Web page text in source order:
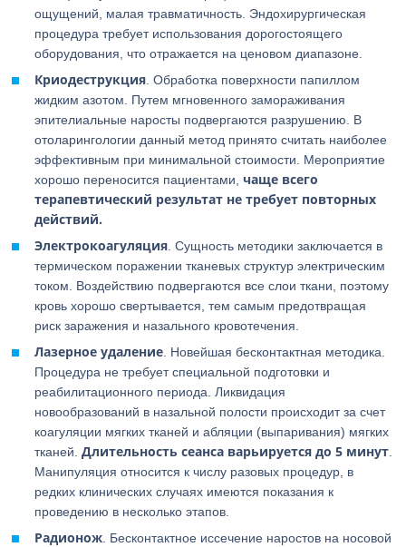
ощущений, малая травматичность. Эндохирургическая
процедура требует использования дорогостоящего
оборудования, что отражается на ценовом диапазоне.
Криодеструкция . Обработка поверхности папиллом
жидким азотом. Путем мгновенного замораживания
эпителиальные наросты подвергаются разрушению. В
отоларингологии данный метод принято считать наиболее
эффективным при минимальной стоимости. Мероприятие
хорошо переносится пациентами,чаще всего
терапевтический результат не требует повторных
действий.
Электрокоагуляция . Сущность методики заключается в
термическом поражении тканевых структур электрическим
током. Воздействию подвергаются все слои ткани, поэтому
кровь хорошо свертывается, тем самым предотвращая
риск заражения и назального кровотечения.
Лазерное удаление . Новейшая бесконтактная методика.
Процедура не требует специальной подготовки и
реабилитационного периода. Ликвидация
новообразований в назальной полости происходит за счет
коагуляции мягких тканей и абляции (выпаривания) мягких
тканей.Длительность сеанса варьируется до 5 минут
Манипуляция относится к числу разовых процедур, в
редких клинических случаях имеются показания к
проведению в несколько этапов.
Радионож . Бесконтактное иссечение наростов на носовой